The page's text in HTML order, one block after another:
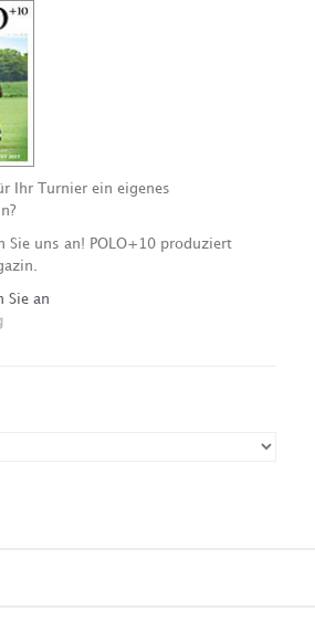
Ihr Turnier ein eigenes
Sie uns an! POLO+10 produziert
Sie an